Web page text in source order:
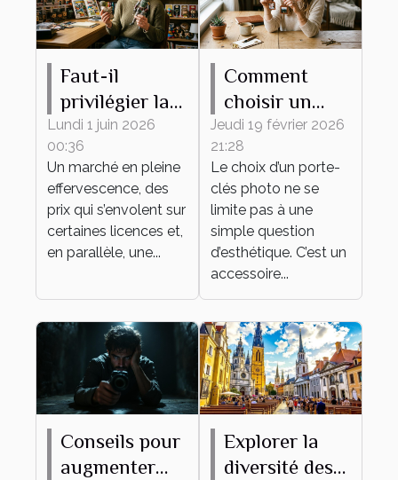
Faut-il
privilégier la
rareté ou
l’attachement
émotionnel
pour sa
collection de
figurines ?
Lundi 1 juin 2026
00:36
Un marché en pleine
effervescence, des
prix qui s’envolent sur
certaines licences et,
en parallèle, une...
Comment
choisir un
porte-clés
photo idéal
pour vous ?
Jeudi 19 février 2026
21:28
Le choix d’un porte-
clés photo ne se
limite pas à une
simple question
d’esthétique. C’est un
accessoire...
Conseils pour
augmenter
Explorer la
diversité des